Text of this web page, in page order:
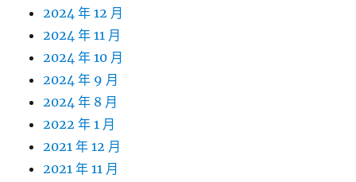
2024 年 12 月
2024 年 11 月
2024 年 10 月
2024 年 9 月
2024 年 8 月
2022 年 1 月
2021 年 12 月
2021 年 11 月